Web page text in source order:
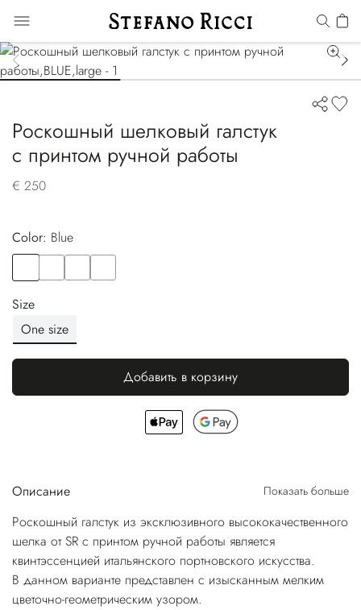
Роскошный шелковый галстук
с принтом ручной работы
€ 250
Color:
blue
Size
One size
Добавить в корзину
Описание Показать больше
Роскошный галстук из эксклюзивного высококачественного
шелка от SR с принтом ручной работы является
квинтэссенцией итальянского портновского искусства.
В данном варианте представлен с изысканным мелким
цветочно-геометрическим узором.